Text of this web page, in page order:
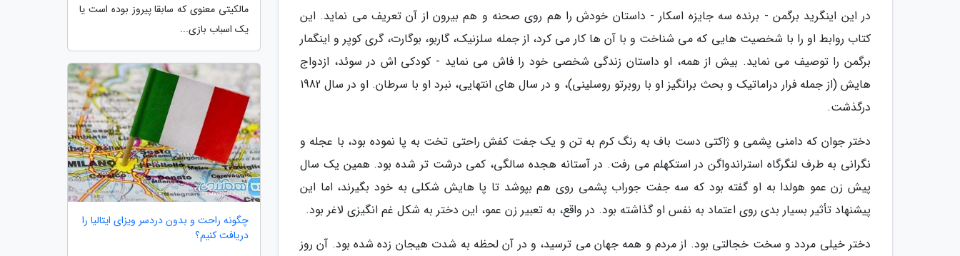
در این اینگرید برگمن - برنده سه جایزه اسکار - داستان خودش را هم روی صحنه و هم بیرون از آن تعریف می نماید. این
کتاب روابط او را با شخصیت هایی که می شناخت و با آن ها کار می کرد، از جمله سلزنیک، گاربو، بوگارت، گری کوپر و اینگمار
برگمن را توصیف می نماید. بیش از همه، او داستان زندگی شخصی خود را فاش می نماید - کودکی اش در سوئد، ازدواج
هایش (از جمله فرار دراماتیک و بحث برانگیز او با روبرتو روسلینی)، و در سال های انتهایی، نبرد او با سرطان. او در سال 1982
درگذشت.
دختر جوان که دامنی پشمی و ژاکتی دست باف به رنگ کرم به تن و یک جفت کفش راحتی تخت به پا نموده بود، با عجله و
نگرانی به طرف لنگرگاه استراندواگن در استکهلم می رفت. در آستانه هجده سالگی، کمی درشت تر شده بود. همین یک سال
پیش زن عمو هولدا به او گفته بود که سه جفت جوراب پشمی روی هم بپوشد تا پا هایش شکلی به خود بگیرند، اما این
پیشنهاد تأثیر بسیار بدی روی اعتماد به نفس او گذاشته بود. در واقع، به تعبیر زن عمو، این دختر به شکل غم انگیزی لاغر بود.
دختر خیلی مردد و سخت خجالتی بود. از مردم و همه جهان می ترسید، و در آن لحظه به شدت هیجان زده شده بود. آن روز
مالکیتی معنوی که سابقا پیروز بوده است یا
یک اسباب بازی...
چگونه راحت و بدون دردسر ویزای ایتالیا را
دریافت کنیم؟